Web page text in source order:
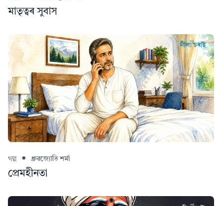
মাতৃত্বৰ সুবাস
গল্প ধ্ৰুৱজ্যোতি শৰ্মা
প্ৰেমহীনতা